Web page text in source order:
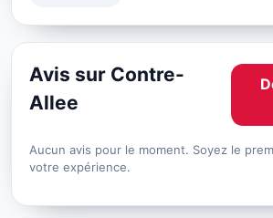
Avis sur Contre-
Allee
Aucun avis pour le moment. Soyez le
votre expérience.